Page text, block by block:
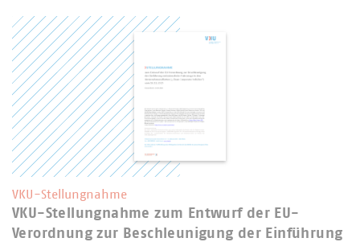
VKU-Stellungnahme
VKU-Stellungnahme zum Entwurf der EU-
Verordnung zur Beschleunigung der Einführung